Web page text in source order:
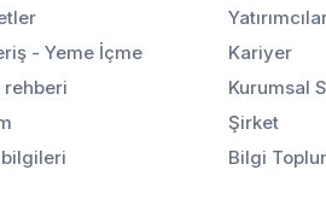
- Yeme İçme
rehberi
Kariyer
Kurumsal
Şirket
Bilgi